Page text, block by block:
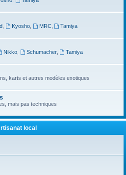
, Kyosho, MRC,
Tamiya
Nikko, Schumacher,
Tamiya
karts et autres modèles exotiques
mais pas techniques
local